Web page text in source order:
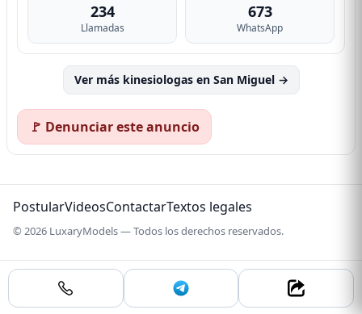
234
Llamadas
673
WhatsApp
Ver más kinesiologas en San Miguel →
🚩 Denunciar este anuncio
PostularVideosContactarTextos legales
© 2026 LuxaryModels — Todos los derechos reservados.